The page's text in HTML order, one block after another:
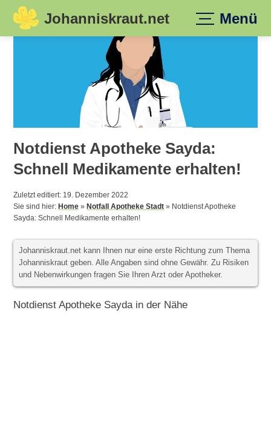
Skip
Johanniskraut.net Menü
Notdienst Apotheke Sayda:
Schnell Medikamente erhalten!
Zuletzt editiert: 19. Dezember 2022
Sie sind hier:Home »Notfall Apotheke Stadt » Notdienst Apotheke
Sayda: Schnell Medikamente erhalten!
Johanniskraut.net kann Ihnen nur eine erste Richtung zum Thema
Johanniskraut geben. Alle Angaben sind ohne Gewähr. Zu Risiken
und Nebenwirkungen fragen Sie Ihren Arzt oder Apotheker.
Notdienst Apotheke Sayda in der Nähe